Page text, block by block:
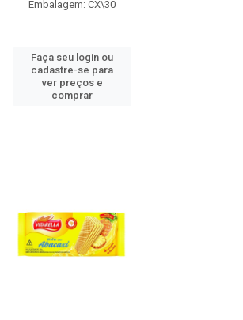
Embalagem: CX\30
Faça seu login ou
cadastre-se para
ver preços e
comprar